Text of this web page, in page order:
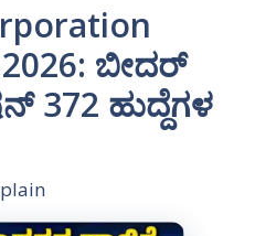
ಬೀದರ್
372 ಹುದ್ದೆಗಳ